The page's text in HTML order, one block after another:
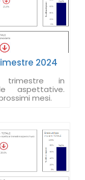
2024
trimestre in
aspettative.
mesi.